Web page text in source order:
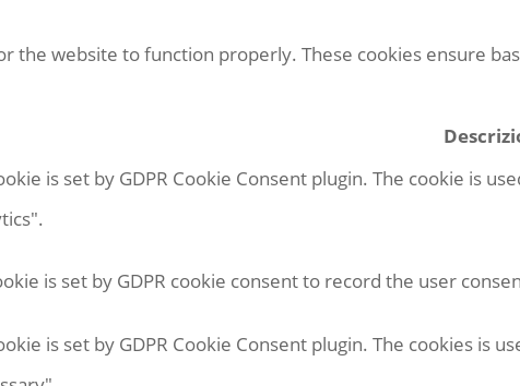
the website to function properly. These cookies ensure
is set by GDPR Cookie Consent plugin. The cookie is
is set by GDPR cookie consent to record the user
is set by GDPR Cookie Consent plugin. The cookies is